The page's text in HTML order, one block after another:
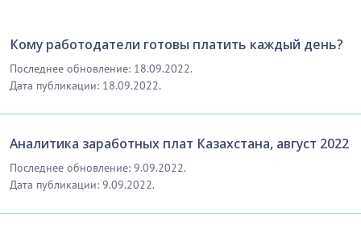
Кому работодатели готовы платить каждый день?
Последнее обновление: 18.09.2022.
Дата публикации: 18.09.2022.
Аналитика заработных плат Казахстана, август 2022
Последнее обновление: 9.09.2022.
Дата публикации: 9.09.2022.